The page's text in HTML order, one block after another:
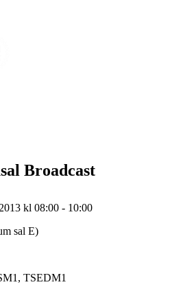
Broadcast
kl 08:00 - 10:00
sal E)
TSEDM1